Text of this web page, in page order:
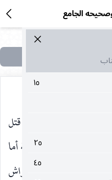
الجامع
١٥
٢٥
٤٥
أشلى الصحابة على قتل
، ويحك يا معاوية أما
تعالى ، وبات على فراش